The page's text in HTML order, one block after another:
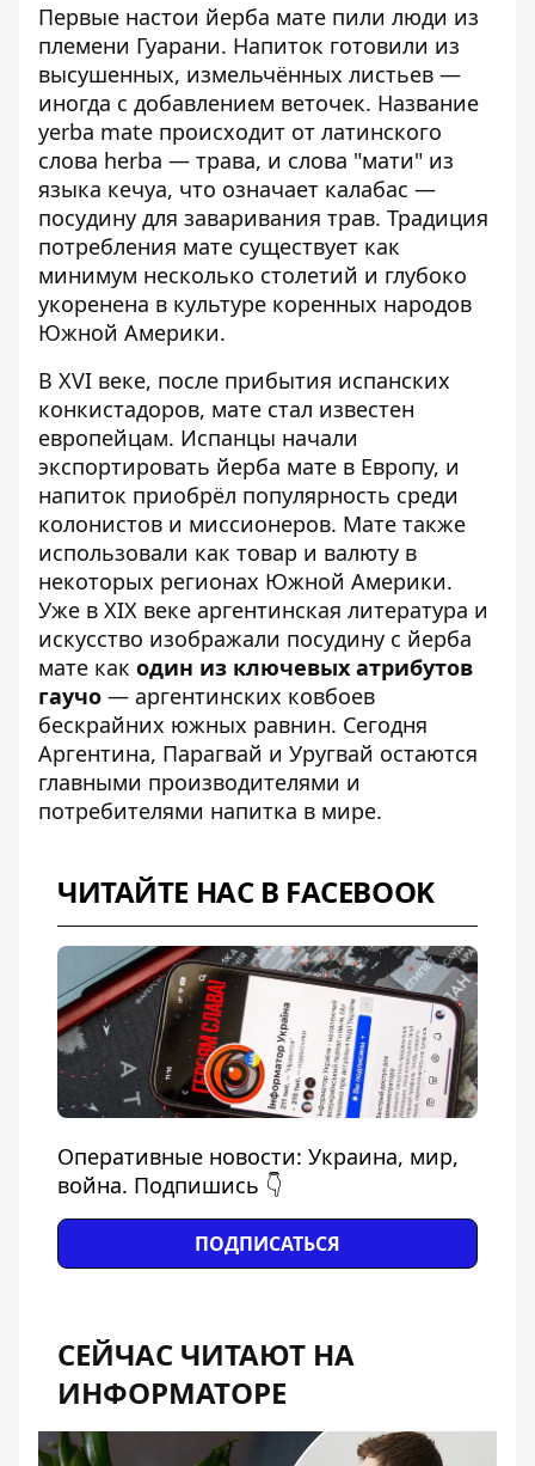
Первые настои йерба мате пили люди из
племени Гуарани. Напиток готовили из
высушенных, измельчённых листьев —
иногда с добавлением веточек. Название
yerba mate происходит от латинского
слова herba — трава, и слова "мати" из
языка кечуа, что означает калабас —
посудину для заваривания трав. Традиция
потребления мате существует как
минимум несколько столетий и глубоко
укоренена в культуре коренных народов
Южной Америки.
В XVI веке, после прибытия испанских
конкистадоров, мате стал известен
европейцам. Испанцы начали
экспортировать йерба мате в Европу, и
напиток приобрёл популярность среди
колонистов и миссионеров. Мате также
использовали как товар и валюту в
некоторых регионах Южной Америки.
Уже в XIX веке аргентинская литература и
искусство изображали посудину с йерба
мате как один из ключевых атрибутов
гаучо — аргентинских ковбоев
бескрайних южных равнин. Сегодня
Аргентина, Парагвай и Уругвай остаются
главными производителями и
потребителями напитка в мире.
ЧИТАЙТЕ НАС В FACEBOOK
Оперативные новости: Украина, мир,
война. Подпишись 👇
ПОДПИСАТЬСЯ
СЕЙЧАС ЧИТАЮТ НА
ИНФОРМАТОРЕ